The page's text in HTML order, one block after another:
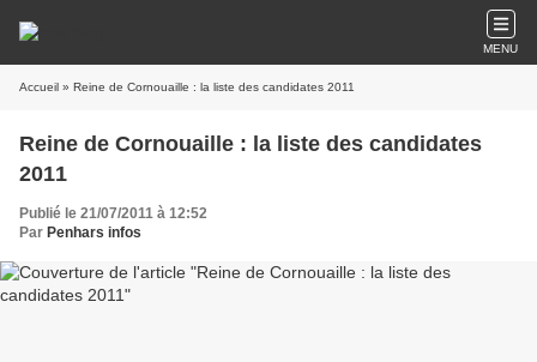
MENU
Accueil » Reine de Cornouaille : la liste des candidates 2011
Reine de Cornouaille : la liste des candidates
2011
Publié le 21/07/2011 à 12:52
Par Penhars infos